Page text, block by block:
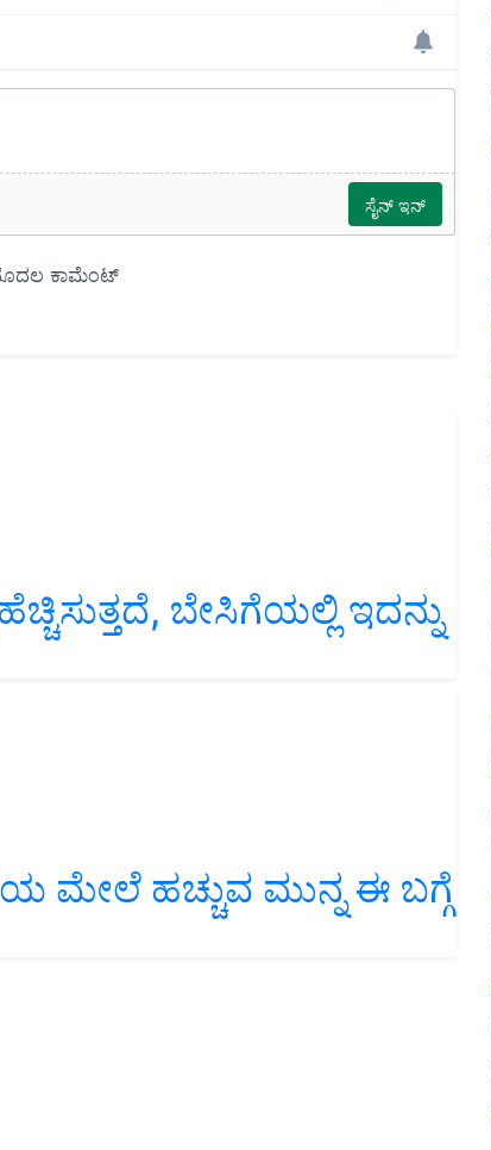
ಬೇಸಿಗೆಯಲ್ಲಿ ಇದನ್ನು
ಮೇಲೆ ಹಚ್ಚುವ ಮುನ್ನ ಈ ಬಗ್ಗೆ